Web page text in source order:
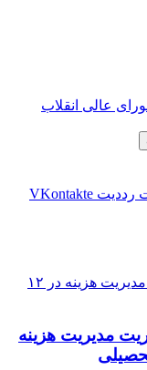
عالی انقلاب
‫رددیت ‫VKontakte
مدیریت هزینه